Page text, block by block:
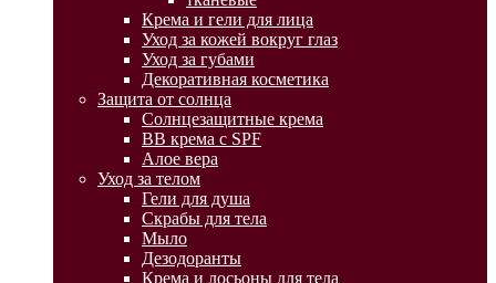
Крема и гели для лица
Уход за кожей вокруг глаз
Уход за губами
Декоративная косметика
Защита от солнца
Солнцезащитные крема
BB крема с SPF
Алое вера
Уход за телом
Гели для душа
Скрабы для тела
Мыло
Дезодоранты
Крема и лосьоны для тела